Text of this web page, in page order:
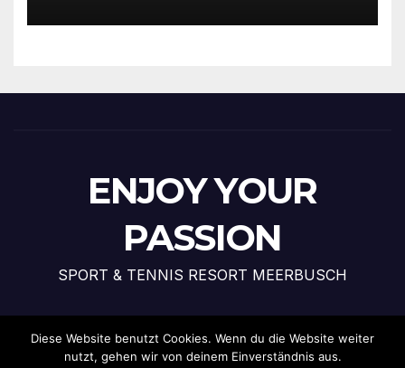
ENJOY YOUR
PASSION
SPORT & TENNIS RESORT MEERBUSCH
Stolz präsentiert von WordPress|Theme: News Talk von
Diese Website benutzt Cookies. Wenn du die Website weiter
nutzt, gehen wir von deinem Einverständnis aus.